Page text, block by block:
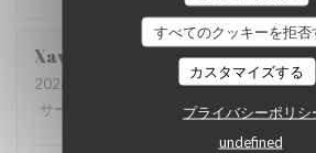
すべてのクッキーを拒否
カスタマイズする
プライバシーポリシ
undefined
Xavier
2026-04-03
- 12:15 - ゲスト 2
サービス
:5/5 メニュー: 5/5